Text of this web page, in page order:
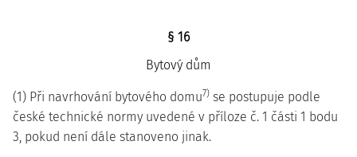
§ 16
Bytový dům
(1) Při navrhování bytového domu7) se postupuje podle
české technické normy uvedené v příloze č. 1 části 1 bodu
3, pokud není dále stanoveno jinak.